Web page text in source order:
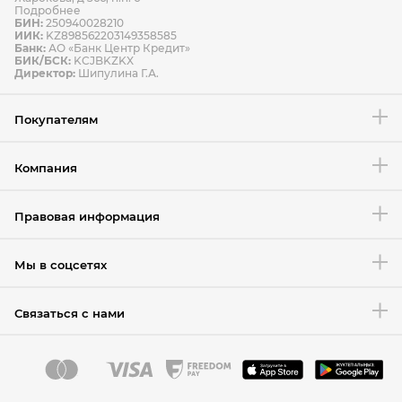
Условия возврата товара
Подробнее
БИН: 250940028210
ИИК: KZ898562203149358585
Банк: АО «Банк Центр Кредит»
БИК/БСК: KCJBKZKX
Директор: Шипулина Г.А.
Покупателям
Компания
Правовая информация
Мы в соцсетях
Связаться с нами